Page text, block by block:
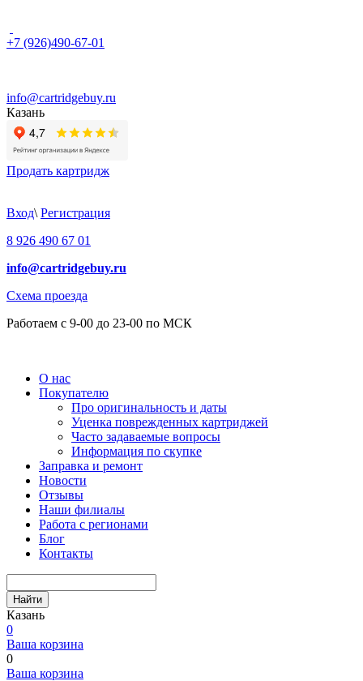
+7 (926)490-67-01
info@cartridgebuy.ru
Казань
Продать картридж
Вход\ Регистрация
8 926 490 67 01
info@cartridgebuy.ru
Схема проезда
Работаем с 9-00 до 23-00 по МСК
О нас
Покупателю
Про оригинальность и даты
Уценка поврежденных картриджей
Часто задаваемые вопросы
Информация по скупке
Заправка и ремонт
Новости
Отзывы
Наши филиалы
Работа с регионами
Блог
Контакты
Найти
Казань
0
Ваша корзина
0
Ваша корзина